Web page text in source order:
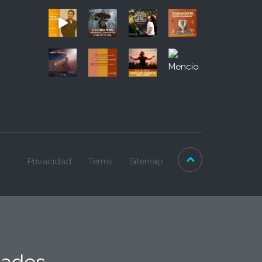
Privacidad Terms Sitemap